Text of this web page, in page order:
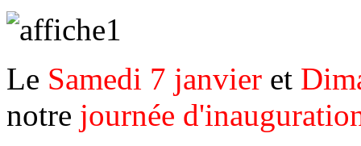
Le Samedi 7 janvier et
notre journée